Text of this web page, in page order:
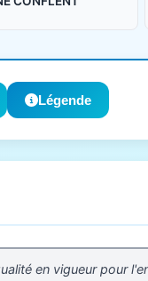
Légende
en vigueur pour